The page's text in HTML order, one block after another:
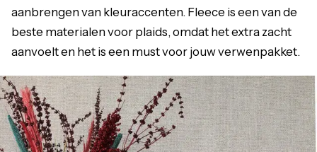
aanbrengen van kleuraccenten. Fleece is een van de
beste materialen voor plaids, omdat het extra zacht
aanvoelt en het is een must voor jouw verwenpakket.